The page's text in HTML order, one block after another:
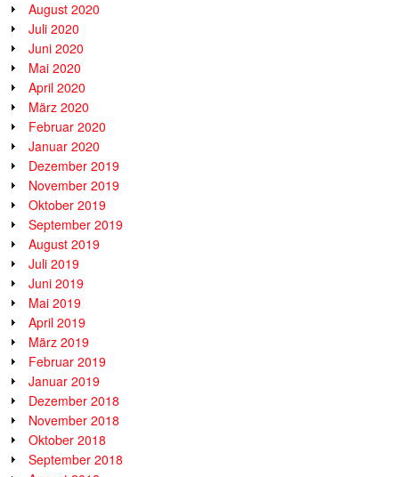
August 2020
Juli 2020
Juni 2020
Mai 2020
April 2020
März 2020
Februar 2020
Januar 2020
Dezember 2019
November 2019
Oktober 2019
September 2019
August 2019
Juli 2019
Juni 2019
Mai 2019
April 2019
März 2019
Februar 2019
Januar 2019
Dezember 2018
November 2018
Oktober 2018
September 2018